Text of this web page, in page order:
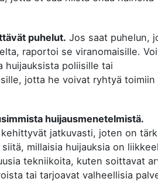
puhelut. Jos saat puhelun,
raportoi se viranomaisille.
huijauksista poliisille tai
jotta he voivat ryhtyä toimiin
huijausmenetelmistä.
jatkuvasti, joten on
millaisia huijauksia on
tekniikoita, kuten soittavat
tai tarjoavat valheellisia